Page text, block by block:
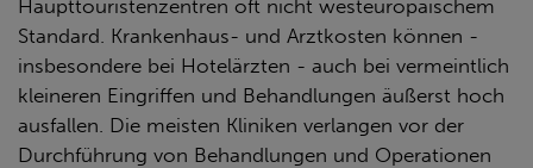
Haupttouristenzentren oft nicht westeuropäischem
Standard. Krankenhaus- und Arztkosten können -
insbesondere bei Hotelärzten - auch bei vermeintlich
kleineren Eingriffen und Behandlungen äußerst hoch
ausfallen. Die meisten Kliniken verlangen vor der
Durchführung von Behandlungen und Operationen